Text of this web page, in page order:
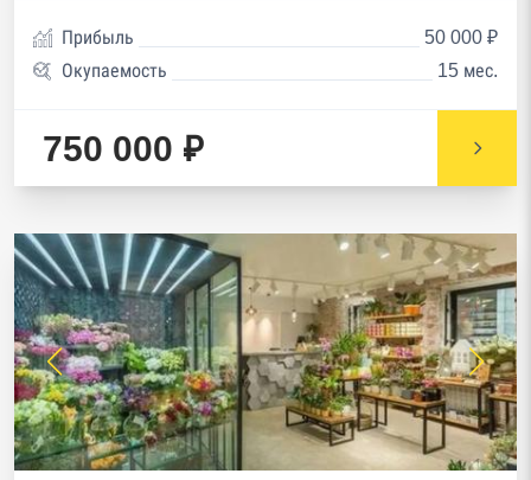
Прибыль
50 000 ₽
Окупаемость
15 мес.
750 000 ₽